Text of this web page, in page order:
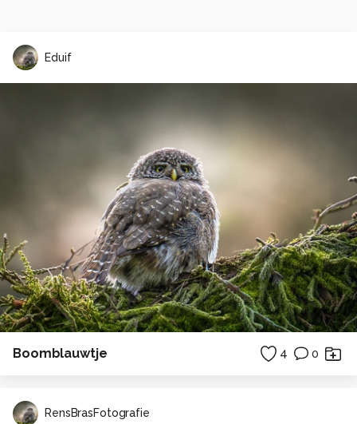
Eduif
Boomblauwtje 4 0
RensBrasFotografie